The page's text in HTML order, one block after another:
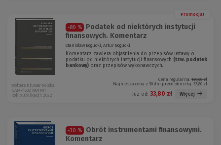
Promocja!
-80 %
Podatek od niektórych instytucji
finansowych. Komentarz
Stanisław Bogucki, Artur Bogucki
Komentarz zawiera objaśnienia do przepisów ustawy o
podatku od niektórych instytucji finansowych (tzw. podatek
bankowy) oraz przepisów wykonawczych.
Cena regularna: 169,00 zł
Najniższa cena z 30 dni przed obniżką: 33,80 zł
Już od: 33,80 zł Więcej
Wolters Kluwer Polska
KAM-4632 W01P01
Rok publikacji: 2022
-30 %
Obrót instrumentami finansowymi.
Komentarz